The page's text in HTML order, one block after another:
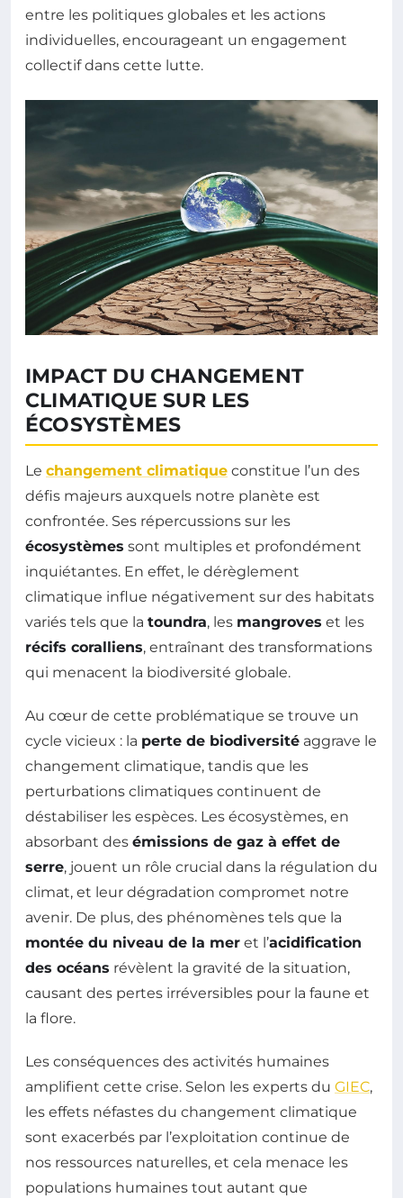
entre les politiques globales et les actions
individuelles, encourageant un engagement
collectif dans cette lutte.
IMPACT DU CHANGEMENT
CLIMATIQUE SUR LES
ÉCOSYSTÈMES
Le changement climatique constitue l’un des
défis majeurs auxquels notre planète est
confrontée. Ses répercussions sur les
écosystèmes sont multiples et profondément
inquiétantes. En effet, le dérèglement
climatique influe négativement sur des habitats
variés tels que la toundra, les mangroves et les
récifs coralliens, entraînant des transformations
qui menacent la biodiversité globale.
Au cœur de cette problématique se trouve un
cycle vicieux : la perte de biodiversité aggrave le
changement climatique, tandis que les
perturbations climatiques continuent de
déstabiliser les espèces. Les écosystèmes, en
absorbant des émissions de gaz à effet de
serre, jouent un rôle crucial dans la régulation du
climat, et leur dégradation compromet notre
avenir. De plus, des phénomènes tels que la
montée du niveau de la mer et l’acidification
des océans révèlent la gravité de la situation,
causant des pertes irréversibles pour la faune et
la flore.
Les conséquences des activités humaines
amplifient cette crise. Selon les experts du GIEC,
les effets néfastes du changement climatique
sont exacerbés par l’exploitation continue de
nos ressources naturelles, et cela menace les
populations humaines tout autant que